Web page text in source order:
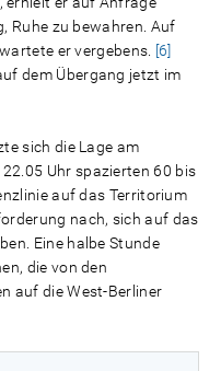
Ruhe zu bewahren. Auf
er vergebens. [6]
dem Übergang jetzt im
sich die Lage am
Uhr spazierten 60 bis
auf das Territorium
nach, sich auf das
Eine halbe Stunde
die von den
auf die West-Berliner